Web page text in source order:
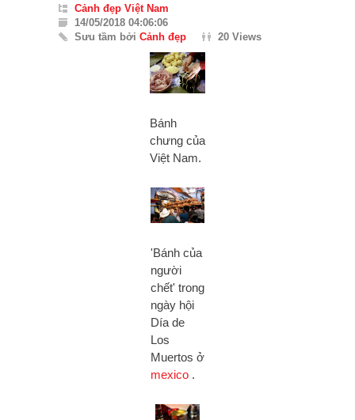
Cảnh đẹp Việt Nam
14/05/2018 04:06:06
Sưu tầm bởi Cảnh đẹp 20 Views
Bánh
chưng của
Việt Nam.
'Bánh của
người
chết' trong
ngày hội
Día de
Los
Muertos ở
mexico .